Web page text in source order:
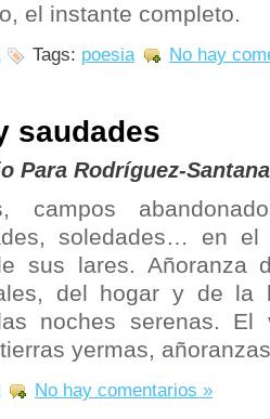
el instante completo.
Tags: poesia No hay
saudades
Para Rodríguez-Santana
campos
soledades… en
sus lares. Añoranza
del hogar y de la
noches serenas.
yermas,
No hay comentarios »